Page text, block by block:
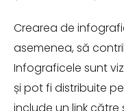
Crearea de
asemenea, să
Infograficele sunt
și pot fi distribuite